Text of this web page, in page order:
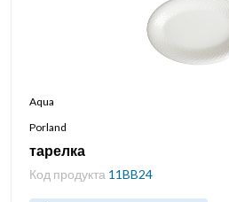
Aqua
Porland
тарелка
Код продукта 11BB24